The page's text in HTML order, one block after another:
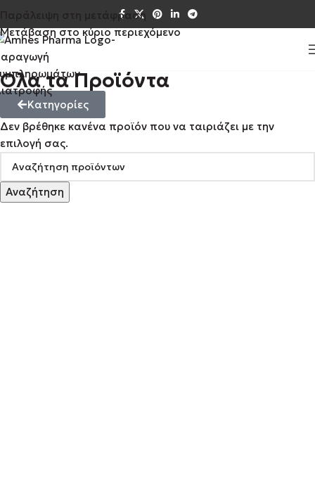
Παράλειψη στη μετάφραση
Μετάβαση στο κύριο περιεχόμενο
Όλα τα Προϊόντα
Κατηγορίες
Δεν βρέθηκε κανένα προϊόν που να ταιριάζει με την
επιλογή σας.
Αναζήτηση